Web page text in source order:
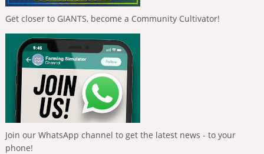
Get closer to GIANTS, become a Community Cultivator!
Join our WhatsApp channel to get the latest news - to your
phone!